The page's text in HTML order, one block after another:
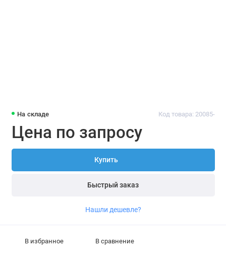
На складе Код товара: 20085-
Цена по запросу
Купить
Быстрый заказ
Нашли дешевле?
В избранное В сравнение